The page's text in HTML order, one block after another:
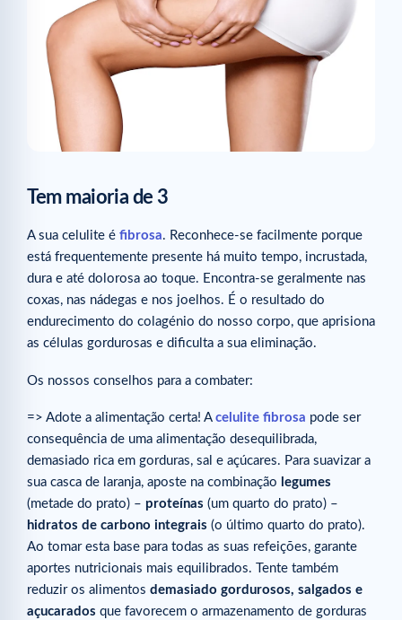
Tem maioria de 3
A sua celulite é fibrosa. Reconhece-se facilmente porque
está frequentemente presente há muito tempo, incrustada,
dura e até dolorosa ao toque. Encontra-se geralmente nas
coxas, nas nádegas e nos joelhos. É o resultado do
endurecimento do colagénio do nosso corpo, que aprisiona
as células gordurosas e dificulta a sua eliminação.
Os nossos conselhos para a combater:
=> Adote a alimentação certa! A celulite fibrosa pode ser
consequência de uma alimentação desequilibrada,
demasiado rica em gorduras, sal e açúcares. Para suavizar a
sua casca de laranja, aposte na combinação legumes
(metade do prato) – proteínas (um quarto do prato) –
hidratos de carbono integrais (o último quarto do prato).
Ao tomar esta base para todas as suas refeições, garante
aportes nutricionais mais equilibrados. Tente também
reduzir os alimentos demasiado gordurosos, salgados e
açucarados que favorecem o armazenamento de gorduras